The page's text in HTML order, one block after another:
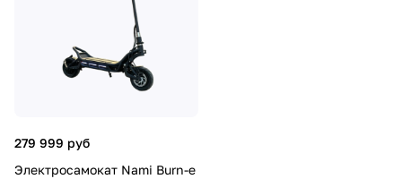
279 999 руб
Электросамокат Nami Burn-e